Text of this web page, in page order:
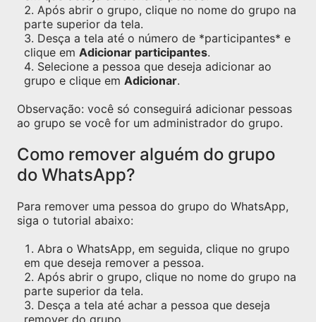
Após abrir o grupo, clique no nome do grupo na
parte superior da tela.
Desça a tela até o número de *participantes* e
clique em Adicionar participantes.
Selecione a pessoa que deseja adicionar ao
grupo e clique em Adicionar.
Observação: você só conseguirá adicionar pessoas
ao grupo se você for um administrador do grupo.
Como remover alguém do grupo
do WhatsApp?
Para remover uma pessoa do grupo do WhatsApp,
siga o tutorial abaixo:
Abra o WhatsApp, em seguida, clique no grupo
em que deseja remover a pessoa.
Após abrir o grupo, clique no nome do grupo na
parte superior da tela.
Desça a tela até achar a pessoa que deseja
remover do grupo.